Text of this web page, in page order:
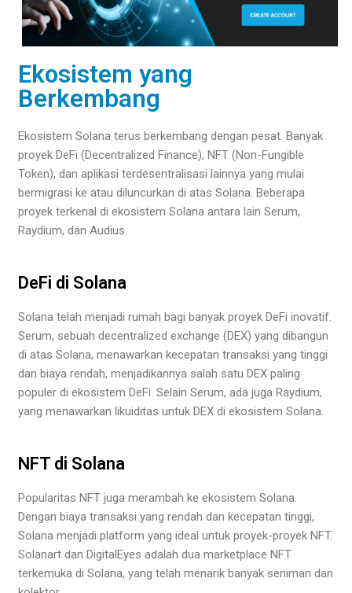
Ekosistem yang
Berkembang
Ekosistem Solana terus berkembang dengan pesat. Banyak
proyek DeFi (Decentralized Finance), NFT (Non-Fungible
Token), dan aplikasi terdesentralisasi lainnya yang mulai
bermigrasi ke atau diluncurkan di atas Solana. Beberapa
proyek terkenal di ekosistem Solana antara lain Serum,
Raydium, dan Audius.
DeFi di Solana
Solana telah menjadi rumah bagi banyak proyek DeFi inovatif.
Serum, sebuah decentralized exchange (DEX) yang dibangun
di atas Solana, menawarkan kecepatan transaksi yang tinggi
dan biaya rendah, menjadikannya salah satu DEX paling
populer di ekosistem DeFi. Selain Serum, ada juga Raydium,
yang menawarkan likuiditas untuk DEX di ekosistem Solana.
NFT di Solana
Popularitas NFT juga merambah ke ekosistem Solana.
Dengan biaya transaksi yang rendah dan kecepatan tinggi,
Solana menjadi platform yang ideal untuk proyek-proyek NFT.
Solanart dan DigitalEyes adalah dua marketplace NFT
terkemuka di Solana, yang telah menarik banyak seniman dan